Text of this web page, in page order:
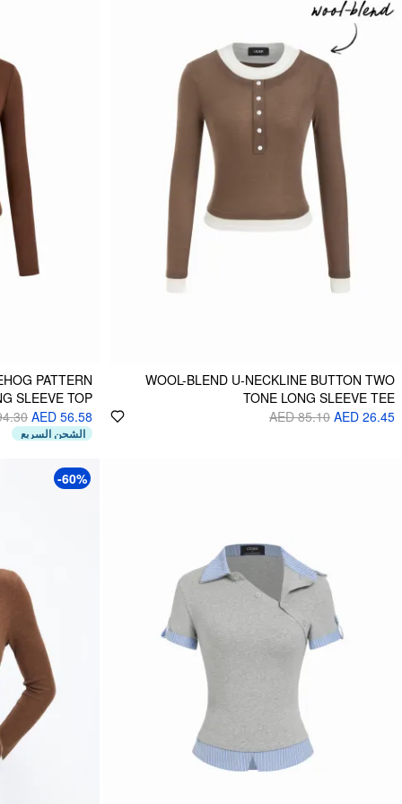
WOOL-BLEND U-NECKLINE BUTTON TWO
TONE LONG SLEEVE TEE
AED 26.45
AED 85.10
PATTERN
SLEEVE TOP
AED 56.58
الشحن السريع
-60%